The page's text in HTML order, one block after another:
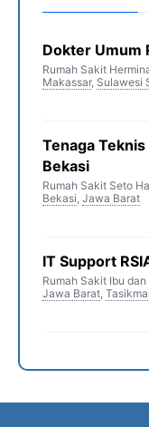
Dokter Umum
Rumah Sakit
Makassar, Sulawesi
Tenaga
Bekasi
Rumah Sakit Seto
Bekasi, Jawa Barat
IT Support
Rumah Sakit Ibu
Jawa Barat,